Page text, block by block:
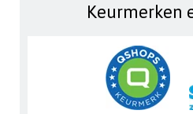
Keurmerken